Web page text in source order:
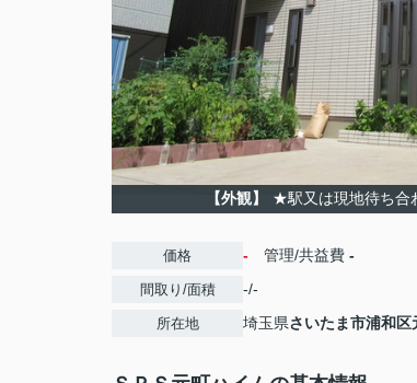
【外観】 ★駅又は現地待ち合
価格 - 管理/共益費 -
間取り/面積 -/-
所在地 埼玉県さいたま市浦和区